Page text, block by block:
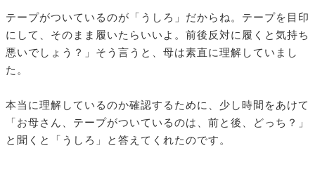
テープがついているのが「うしろ」だからね。テープを目印
にして、そのまま履いたらいいよ。前後反対に履くと気持ち
悪いでしょう？」そう言うと、母は素直に理解していまし
た。
本当に理解しているのか確認するために、少し時間をあけて
「お母さん、テープがついているのは、前と後、どっち？」
と聞くと「うしろ」と答えてくれたのです。